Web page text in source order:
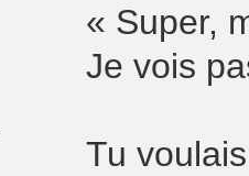
« Super,
Je vois
Tu